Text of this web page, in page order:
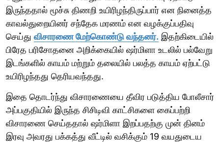
இருந்ததால் மூச்சு திணறி உயிரிழந்திருப்பார் என நினைத்த
காவல்துறையினர் சந்தேக மரணம் என வழக்குப்பதிவு
செய்து விசாரணை மேற்கொண்டு வந்தனர். இதற்கிடையில்
பிரேத பரிசோதனை அறிக்கையில் ஷர்மிளா உடலில் பல்வேறு
இடங்களில் காயம் மற்றும் தலையில் பலத்த காயம் ஏற்பட்டு
உயிரிழந்தது தெரியவந்தது.
இதை தொடர்ந்து விசாரணையை தீவிர படுத்திய போலீசார்
அப்பகுதியில் இருந்த சிசிடிவி காட்சிகளை கைப்பற்றி
விசாரணை செய்ததால் ஷர்மிளா இறப்பதற்கு முன் தினம்
இரவு அவரது பக்கத்து வீட்டில் வசிக்கும் 19 வயதுடைய